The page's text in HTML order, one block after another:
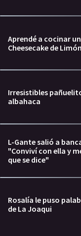
Aprendé a cocinar
Cheesecake de
Irresistibles
albahaca
L-Gante salió a
"Conviví con ella y
que se dice"
Rosalía le puso
de La Joaqui